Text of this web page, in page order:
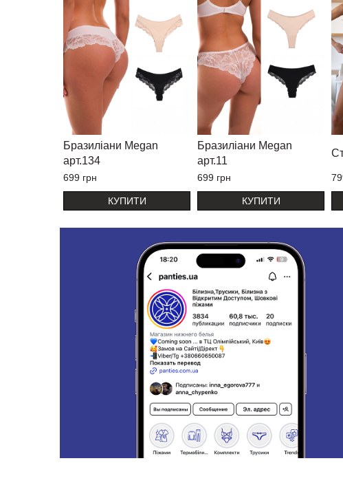
Бразиліани Megan
арт.134
699 грн
КУПИТИ
Бразиліани Megan
арт.11
699 грн
КУПИТИ